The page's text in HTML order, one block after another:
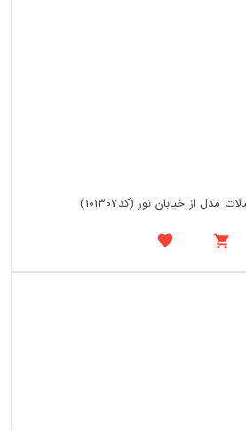
از خیابان نور (کد101307)